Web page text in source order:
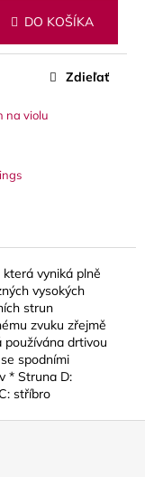
DO KOŠÍKA
na violu
Zdieľať
vyniká plně
vysokých
strun
zvuku zřejmě
používána drtivou
spodními
* Struna D:
stříbro